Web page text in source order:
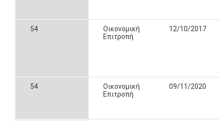
54
Οικονομική
Επιτροπή
12/10/2017
54
Οικονομική
Επιτροπή
09/11/2020